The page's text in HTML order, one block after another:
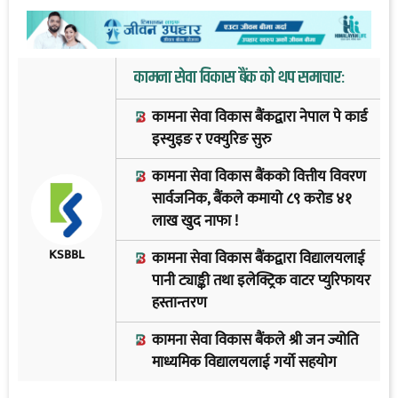
KSBBL
कामना सेवा विकास बैंक को थप समाचार:
कामना सेवा विकास बैंकद्वारा नेपाल पे कार्ड
इस्युइङ र एक्युरिङ सुरु
कामना सेवा विकास बैंकको वित्तीय विवरण
सार्वजनिक, बैंकले कमायो ८९ करोड ४१
लाख खुद नाफा !
कामना सेवा विकास बैंकद्वारा विद्यालयलाई
पानी ट्याङ्की तथा इलेक्ट्रिक वाटर प्युरिफायर
हस्तान्तरण
कामना सेवा विकास बैंकले श्री जन ज्योति
माध्यमिक विद्यालयलाई गर्यो सहयोग